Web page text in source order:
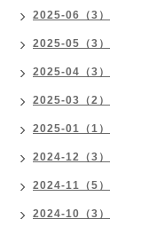
2025-06（3）
2025-05（3）
2025-04（3）
2025-03（2）
2025-01（1）
2024-12（3）
2024-11（5）
2024-10（3）